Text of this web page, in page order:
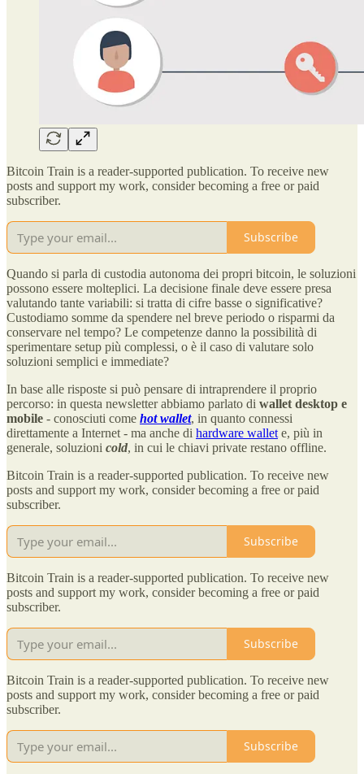
Bitcoin Train is a reader-supported publication. To receive new
posts and support my work, consider becoming a free or paid
subscriber.
Subscribe
Quando si parla di custodia autonoma dei propri bitcoin, le soluzioni
possono essere molteplici. La decisione finale deve essere presa
valutando tante variabili: si tratta di cifre basse o significative?
Custodiamo somme da spendere nel breve periodo o risparmi da
conservare nel tempo? Le competenze danno la possibilità di
sperimentare setup più complessi, o è il caso di valutare solo
soluzioni semplici e immediate?
In base alle risposte si può pensare di intraprendere il proprio
percorso: in questa newsletter abbiamo parlato di wallet desktop e
mobile - conosciuti come hot wallet, in quanto connessi
direttamente a Internet - ma anche di hardware wallet e, più in
generale, soluzioni cold, in cui le chiavi private restano offline.
Bitcoin Train is a reader-supported publication. To receive new
posts and support my work, consider becoming a free or paid
subscriber.
Subscribe
Bitcoin Train is a reader-supported publication. To receive new
posts and support my work, consider becoming a free or paid
subscriber.
Subscribe
Bitcoin Train is a reader-supported publication. To receive new
posts and support my work, consider becoming a free or paid
subscriber.
Subscribe